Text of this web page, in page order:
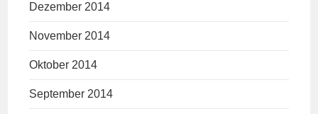
Dezember 2014
November 2014
Oktober 2014
September 2014